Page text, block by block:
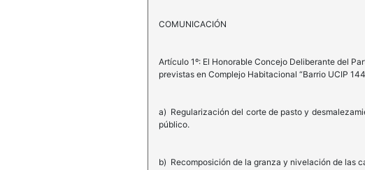
COMUNICACIÓN
Artículo 1º: El Honorable Concejo Deliberante del
previstas en Complejo Habitacional “Barrio UCIP
a) Regularización del corte de pasto y
público.
b) Recomposición de la granza y nivelación de las